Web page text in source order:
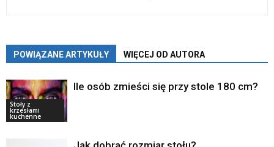
POWIĄZANE ARTYKUŁY WIĘCEJ OD AUTORA
Stoły z
krzesłami
kuchenne
Ile osób zmieści się przy stole 180 cm?